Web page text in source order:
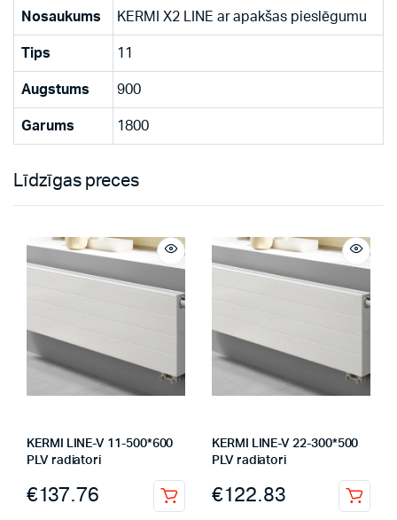
Nosaukums KERMI X2 LINE ar apakšas pieslēgumu
Tips 11
Augstums 900
Garums 1800
Līdzīgas preces
KERMI LINE-V 11-500*600
PLV radiatori
€137.76
KERMI LINE-V 22-300*500
PLV radiatori
€122.83